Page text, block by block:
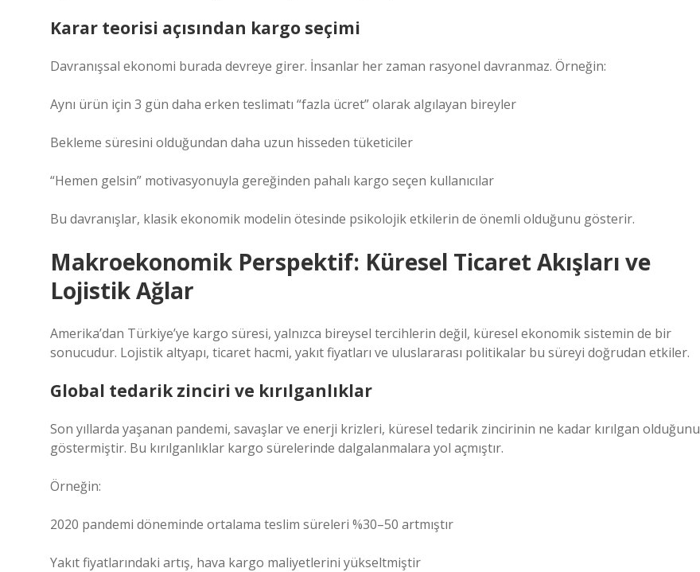
Karar teorisi açısından kargo seçimi
Davranışsal ekonomi burada devreye girer. İnsanlar her zaman rasyonel davranmaz. Örneğin:
Aynı ürün için 3 gün daha erken teslimatı “fazla ücret” olarak algılayan bireyler
Bekleme süresini olduğundan daha uzun hisseden tüketiciler
“Hemen gelsin” motivasyonuyla gereğinden pahalı kargo seçen kullanıcılar
Bu davranışlar, klasik ekonomik modelin ötesinde psikolojik etkilerin de önemli olduğunu gösterir.
Makroekonomik Perspektif: Küresel Ticaret Akışları ve
Lojistik Ağlar
Amerika’dan Türkiye’ye kargo süresi, yalnızca bireysel tercihlerin değil, küresel ekonomik sistemin de bir
sonucudur. Lojistik altyapı, ticaret hacmi, yakıt fiyatları ve uluslararası politikalar bu süreyi doğrudan etkiler.
Global tedarik zinciri ve kırılganlıklar
Son yıllarda yaşanan pandemi, savaşlar ve enerji krizleri, küresel tedarik zincirinin ne kadar kırılgan olduğunu
göstermiştir. Bu kırılganlıklar kargo sürelerinde dalgalanmalara yol açmıştır.
Örneğin:
2020 pandemi döneminde ortalama teslim süreleri %30–50 artmıştır
Yakıt fiyatlarındaki artış, hava kargo maliyetlerini yükseltmiştir